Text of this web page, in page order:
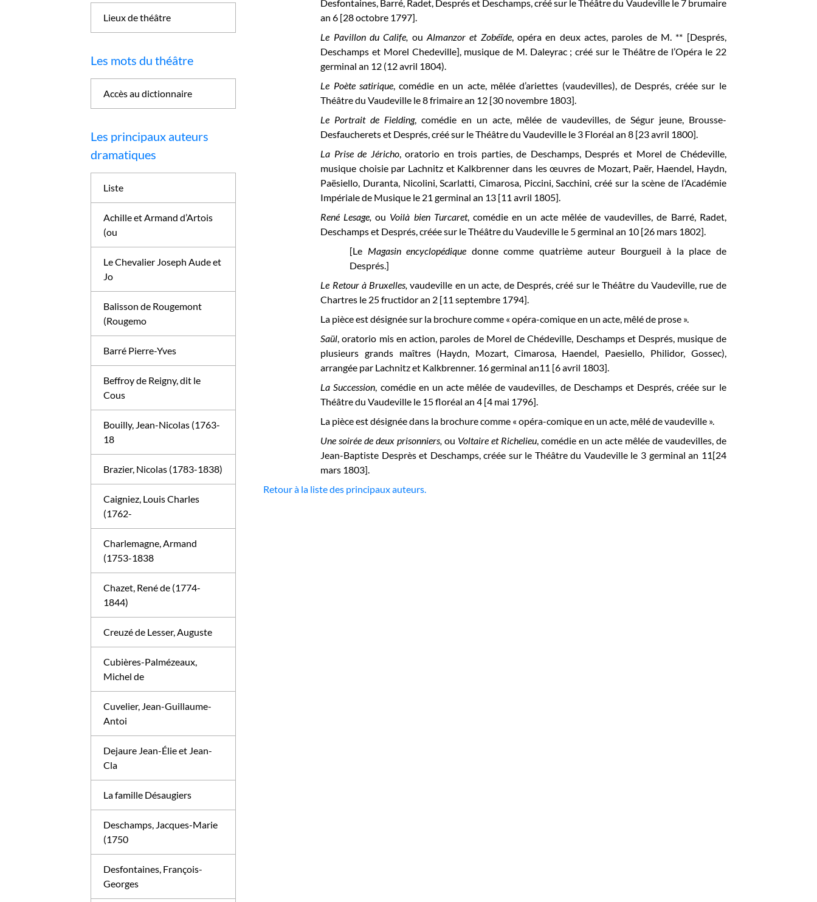
Desfontaines, Barré, Radet, Després et Deschamps, créé sur leThéâtre du Vaudevillele 7 brumaire
an 6 [28 octobre 1797].
Le Pavillon du Calife, ou Almanzor et Zobéïde, opéra en deux actes, paroles de M. ** [Després,
Deschamps et Morel Chedeville], musique de M. Daleyrac ; créé sur le Théâtre de l’Opéra le 22
germinal an 12 (12 avril 1804).
Le Poète satirique, comédie en un acte, mêlée d’ariettes (vaudevilles), de Després, créée sur le
Théâtre du Vaudeville le 8 frimaire an 12 [30 novembre 1803].
Le Portrait de Fielding, comédie en un acte, mêlée de vaudevilles, de Ségur jeune, Brousse-
Desfaucherets et Després, créé sur le Théâtre du Vaudeville le 3 Floréal an 8 [23 avril 1800].
La Prise de Jéricho, oratorio en trois parties, de Deschamps, Després et Morel de Chédeville,
musique choisie par Lachnitz et Kalkbrenner dans les œuvres de Mozart, Paër, Haendel, Haydn,
Paësiello, Duranta, Nicolini, Scarlatti, Cimarosa, Piccini,Sacchini, créé sur la scène de l’Académie
Impériale de Musique le 21 germinal an 13 [11 avril 1805].
René Lesage,ou Voilà bien Turcaret, comédie en un acte mêlée de vaudevilles, de Barré, Radet,
Deschamps et Després, créée sur le Théâtre du Vaudeville le 5 germinalan 10 [26 mars 1802].
[Le Magasin encyclopédique donne comme quatrième auteur Bourgueil à la place de
Després.]
Le Retour à Bruxelles,vaudeville en un acte, de Després, créé sur leThéâtre du Vaudeville, rue de
Chartres le 25 fructidor an 2 [11 septembre 1794].
La pièce est désignée sur la brochure comme « opéra-comique en un acte, mêlé de prose ».
Saül, oratorio mis en action, paroles de Morel de Chédeville, Deschamps et Després, musique de
plusieurs grands maîtres (Haydn, Mozart, Cimarosa, Haendel, Paesiello, Philidor, Gossec),
arrangée par Lachnitz et Kalkbrenner. 16 germinal an11 [6 avril 1803].
La Succession, comédie en un acte mêlée de vaudevilles, de Deschamps et Després, créée sur le
Théâtre du Vaudeville le 15 floréal an 4 [4 mai 1796].
La pièce est désignée dans la brochure comme « opéra-comique en un acte, mêlé de vaudeville ».
Une soirée de deux prisonniers, ou Voltaire et Richelieu,comédie en un acte mêlée de vaudevilles, de
Jean-Baptiste Desprès et Deschamps, créée sur le Théâtre du Vaudeville le 3 germinal an 11[24
mars 1803].
Retour à la liste des principaux auteurs.
Lieux de théâtre
Les mots du théâtre
Accès au dictionnaire
Les principaux auteurs
dramatiques
Liste
Achille et Armand d’Artois
(ou
Le Chevalier Joseph Aude et
Jo
Balisson de Rougemont
(Rougemo
Barré Pierre-Yves
Beffroy de Reigny, dit le
Cous
Bouilly, Jean-Nicolas (1763-
18
Brazier, Nicolas (1783-1838)
Caigniez, Louis Charles
(1762-
Charlemagne, Armand
(1753-1838
Chazet, René de (1774-
1844)
Creuzé de Lesser, Auguste
Cubières-Palmézeaux,
Michel de
Cuvelier, Jean-Guillaume-
Antoi
Dejaure Jean-Élie et Jean-
Cla
La famille Désaugiers
Deschamps, Jacques-Marie
(1750
Desfontaines, François-
Georges